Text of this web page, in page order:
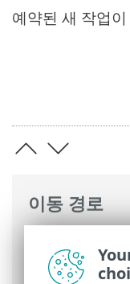
이동 경로
명령과 함께
케줄러> 스케
예약된 새 작업이